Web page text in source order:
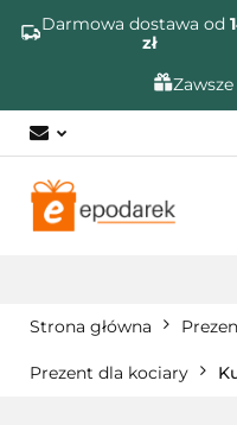
Darmowa dostawa od
zł
Szukaj
Strona główna
Prezent dla kociary